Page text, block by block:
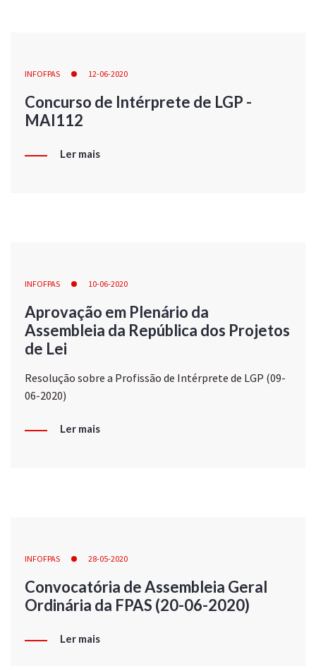
INFOFPAS 12-06-2020
Concurso de Intérprete de LGP -
MAI112
Ler mais
INFOFPAS 10-06-2020
Aprovação em Plenário da
Assembleia da República dos Projetos
de Lei
Resolução sobre a Profissão de Intérprete de LGP (09-
06-2020)
Ler mais
INFOFPAS 28-05-2020
Convocatória de Assembleia Geral
Ordinária da FPAS (20-06-2020)
Ler mais